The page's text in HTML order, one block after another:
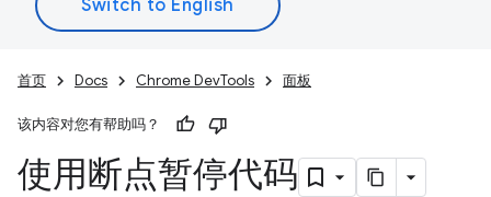
首页 Docs Chrome DevTools 面板
该内容对您有帮助吗？
使用断点暂停代码